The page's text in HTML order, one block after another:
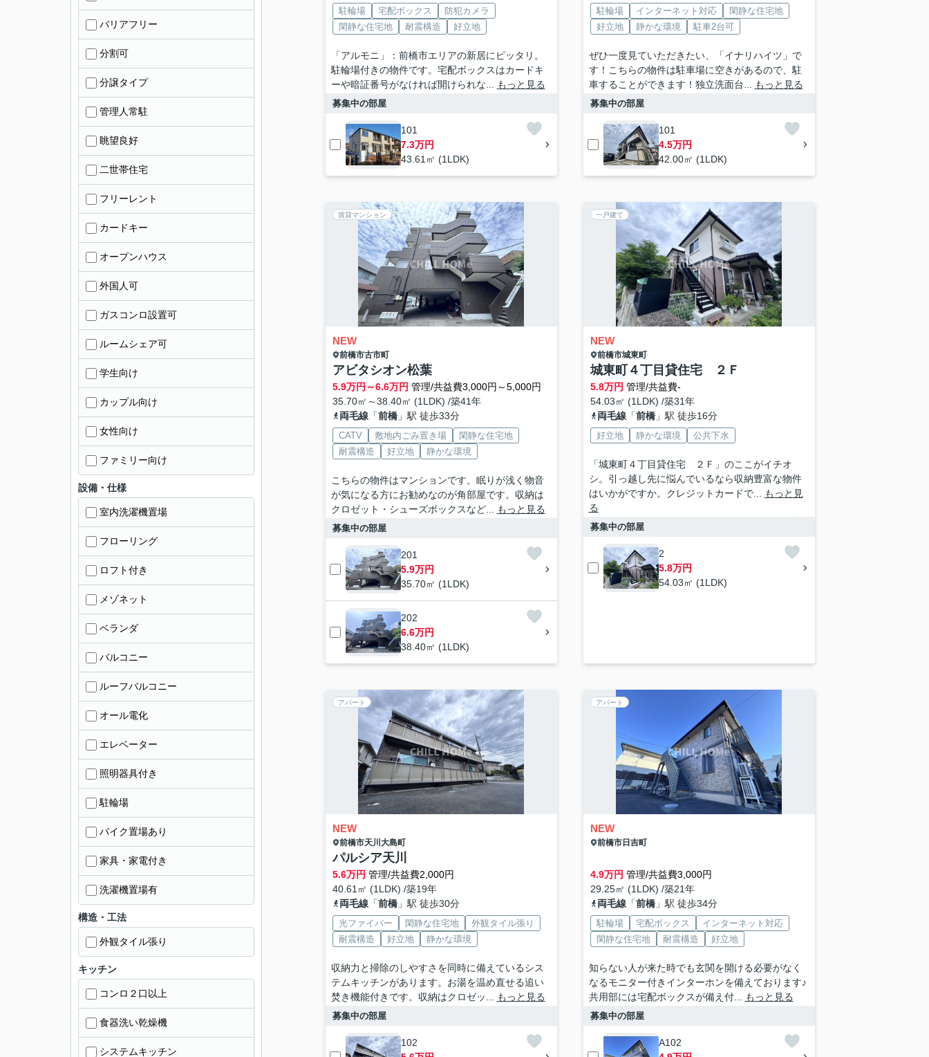
駐輪場 宅配ボックス
防犯カメラ
閑静な住宅地
耐震構造 好立地
「アルモニ」：前橋市エリアの新居にピッタリ。
駐輪場付きの物件です。宅配ボックスはカードキ
ーや暗証番号がなければ開けられな...
もっと見る
募集中の部屋
101
7.3万円
43.61㎡ (1LDK)
駐輪場 インターネット対応
閑静な住宅地
好立地
静かな環境 駐車2台可
ぜひ一度見ていただきたい、「イナリハイツ」で
す！こちらの物件は駐車場に空きがあるので、駐
車することができます！独立洗面台...
もっと見る
募集中の部屋
101
4.5万円
42.00㎡ (1LDK)
賃貸マンション
NEW
前橋市古市町
アビタシオン松葉
5.9万円～6.6万円 管理/共益費3,000円～5,000円
35.70㎡～38.40㎡ (1LDK) /築41年
両毛線「前橋」駅 徒歩33分
CATV 敷地内ごみ置き場
閑静な住宅地
耐震構造
好立地 静かな環境
こちらの物件はマンションです。眠りが浅く物音
が気になる方にお勧めなのが角部屋です。収納は
クロゼット・シューズボックスなど...
もっと見る
募集中の部屋
201
5.9万円
35.70㎡ (1LDK)
202
6.6万円
38.40㎡ (1LDK)
一戸建て
NEW
前橋市城東町
城東町４丁目貸住宅 ２Ｆ
5.8万円 管理/共益費-
54.03㎡ (1LDK) /築31年
両毛線「前橋」駅 徒歩16分
好立地 静かな環境 公共下水
「城東町４丁目貸住宅 ２Ｆ」のここがイチオ
シ。引っ越し先に悩んでいるなら収納豊富な物件
はいかがですか。クレジットカードで...
もっと見
る
募集中の部屋
2
5.8万円
54.03㎡ (1LDK)
アパート
NEW
前橋市天川大島町
パルシア天川
5.6万円 管理/共益費2,000円
40.61㎡ (1LDK) /築19年
両毛線「前橋」駅 徒歩30分
光ファイバー 閑静な住宅地
外観タイル張り
耐震構造
好立地 静かな環境
収納力と掃除のしやすさを同時に備えているシス
テムキッチンがあります。お湯を温め直せる追い
焚き機能付きです。収納はクロゼッ...
もっと見る
募集中の部屋
102
アパート
NEW
前橋市日吉町
4.9万円 管理/共益費3,000円
29.25㎡ (1LDK) /築21年
両毛線「前橋」駅 徒歩34分
駐輪場 宅配ボックス
インターネット対応
閑静な住宅地
耐震構造 好立地
知らない人が来た時でも玄関を開ける必要がなく
なるモニター付きインターホンを備えております♪
共用部には宅配ボックスが備え付...
もっと見る
募集中の部屋
A102
バリアフリー
分割可
分譲タイプ
管理人常駐
眺望良好
二世帯住宅
フリーレント
カードキー
オープンハウス
外国人可
ガスコンロ設置可
ルームシェア可
学生向け
カップル向け
女性向け
ファミリー向け
設備・仕様
室内洗濯機置場
フローリング
ロフト付き
メゾネット
ベランダ
バルコニー
ルーフバルコニー
オール電化
エレベーター
照明器具付き
駐輪場
バイク置場あり
家具・家電付き
洗濯機置場有
構造・工法
外観タイル張り
キッチン
コンロ２口以上
食器洗い乾燥機
システムキッチン